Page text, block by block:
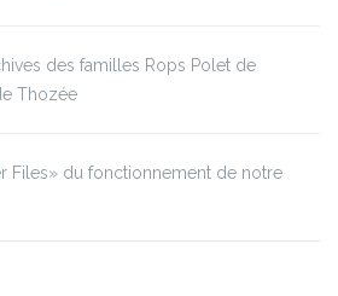
des familles Rops Polet de
Thozée
Files» du fonctionnement de notre